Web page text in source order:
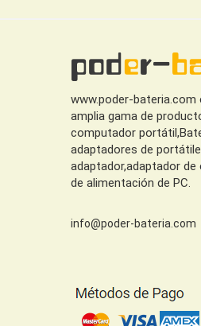
www.poder-bateria.com
amplia gama de
computador
adaptadores de
adaptador,adaptador
de alimentación de PC.
info@poder-bateria.com